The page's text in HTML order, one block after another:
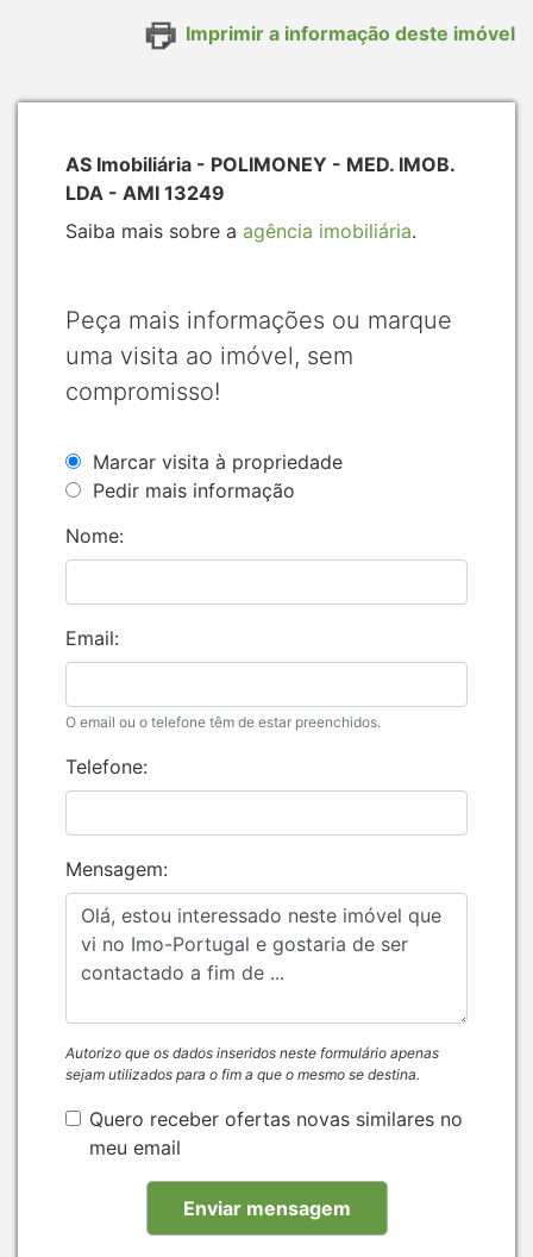
Imprimir a informação deste imóvel
AS Imobiliária - POLIMONEY - MED. IMOB.
LDA - AMI 13249
Saiba mais sobre a agência imobiliária.
Peça mais informações ou marque
uma visita ao imóvel, sem
compromisso!
Marcar visita à propriedade
Pedir mais informação
Nome:
Email:
O email ou o telefone têm de estar preenchidos.
Telefone:
Mensagem:
Autorizo que os dados inseridos neste formulário apenas
sejam utilizados para o fim a que o mesmo se destina.
Quero receber ofertas novas similares no
meu email